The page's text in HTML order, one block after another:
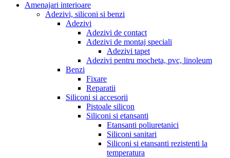
Amenajari interioare
Adezivi, siliconi si benzi
Adezivi
Adezivi de contact
Adezivi de montaj speciali
Adezivi tapet
Adezivi pentru mocheta, pvc, linoleum
Benzi
Fixare
Reparatii
Siliconi si accesorii
Pistoale silicon
Siliconi si etansanti
Etansanti poliuretanici
Siliconi sanitari
Siliconi si etansanti rezistenti la
temperatura